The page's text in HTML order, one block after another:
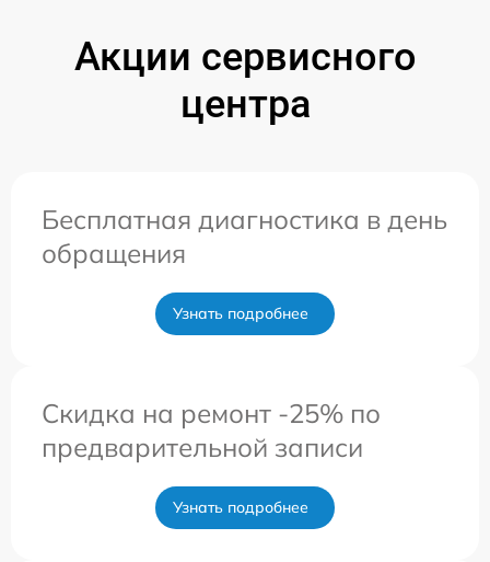
Акции сервисного
центра
Бесплатная диагностика в день
обращения
Узнать подробнее
Скидка на ремонт -25% по
предварительной записи
Узнать подробнее